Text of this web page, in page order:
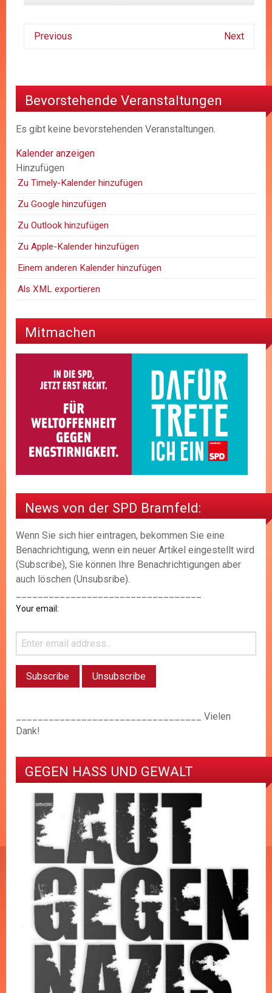
Previous Next
Bevorstehende Veranstaltungen
Es gibt keine bevorstehenden Veranstaltungen.
Kalender anzeigen
Hinzufügen
Zu Timely-Kalender hinzufügen
Zu Google hinzufügen
Zu Outlook hinzufügen
Zu Apple-Kalender hinzufügen
Einem anderen Kalender hinzufügen
Als XML exportieren
Mitmachen
News von der SPD Bramfeld:
Wenn Sie sich hier eintragen, bekommen Sie eine
Benachrichtigung, wenn ein neuer Artikel eingestellt wird
(Subscribe), Sie können Ihre Benachrichtigungen aber
auch löschen (Unsubsribe).
Your email:
__________________________________ Vielen
Dank!
GEGEN HASS UND GEWALT